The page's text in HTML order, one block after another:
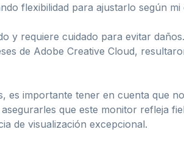
flexibilidad para ajustarlo según mi
y requiere cuidado para evitar
de Adobe Creative Cloud,
es importante tener en cuenta que
que este monitor refleja
de visualización excepcional.